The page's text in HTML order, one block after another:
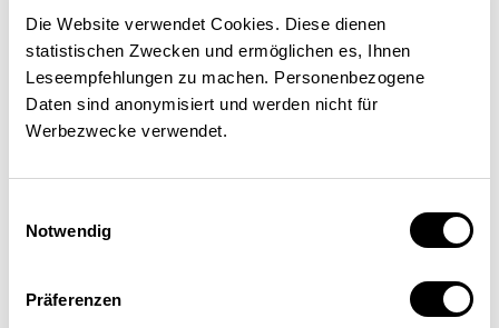
Die Website verwendet Cookies. Diese dienen
statistischen Zwecken und ermöglichen es, Ihnen
Leseempfehlungen zu machen. Personenbezogene
Daten sind anonymisiert und werden nicht für
Werbezwecke verwendet.
Notwendig
Präferenzen
FINANCE / FISCALITÉ
Andreas Missbach| 01.06.2009